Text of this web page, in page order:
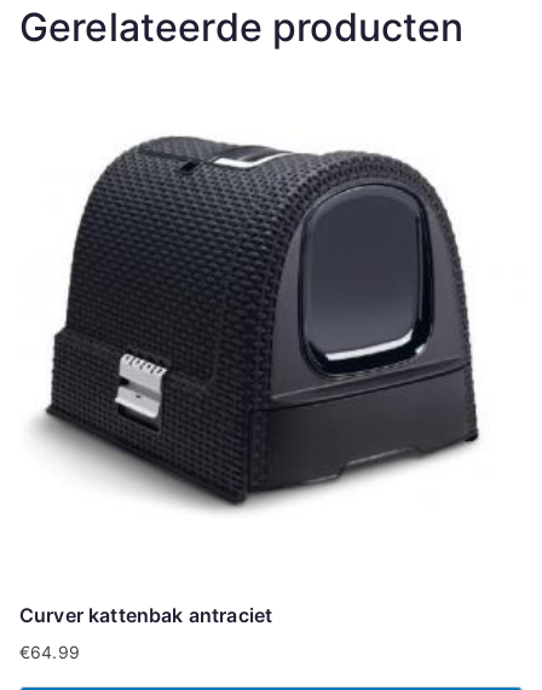
Gerelateerde producten
Curver kattenbak antraciet
€64.99